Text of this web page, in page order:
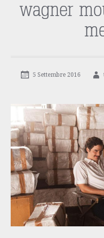
wagner
5 Settembre 2016